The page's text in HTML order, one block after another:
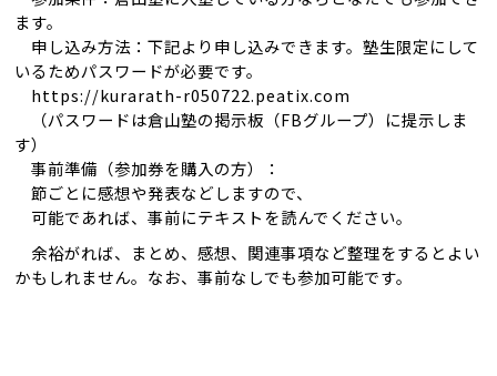
ます。
申し込み方法：下記より申し込みできます。塾生限定にして
いるためパスワードが必要です。
https://kurarath-r050722.peatix.com
（パスワードは倉山塾の掲示板（FBグループ）に提示しま
す）
事前準備（参加券を購入の方）：
節ごとに感想や発表などしますので、
可能であれば、事前にテキストを読んでください。
余裕がれば、まとめ、感想、関連事項など整理をするとよい
かもしれません。なお、事前なしでも参加可能です。